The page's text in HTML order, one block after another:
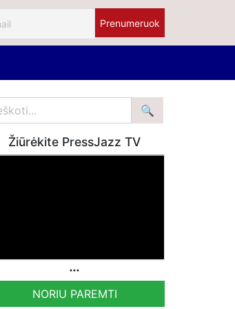
Žiūrėkite PressJazz TV
NORIU PAREMTI